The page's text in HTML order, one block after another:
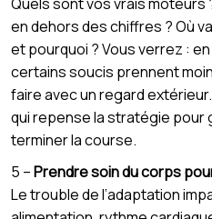
en dehors des chiffres ? Où
et pourquoi ? Vous verrez :
certains soucis prennent
faire avec un regard
qui repense la stratégie pour
terminer la course.
5 –Prendre soin du corps
Le trouble de l’adaptation